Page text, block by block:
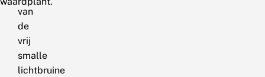
van
de
vrij
smalle
lichtbruine